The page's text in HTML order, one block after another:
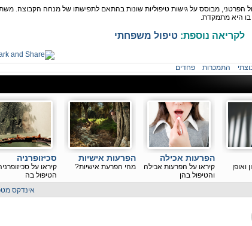
הפרטני, מבוסס על גישות טיפוליות שונות בהתאם לתפישתו של מנחה הקבוצה.
בו היא מתמקדת.
לקריאה נוספת: טיפול משפחתי
התמכרות פחדים
ואופן
הפרעות אכילה
קיראו על הפרעות אכילה
והטיפול בהן
הפרעות אישיות
מהי הפרעת אישיות?
סכיזופרניה
קיראו על
הטיפול בה
אינדקס